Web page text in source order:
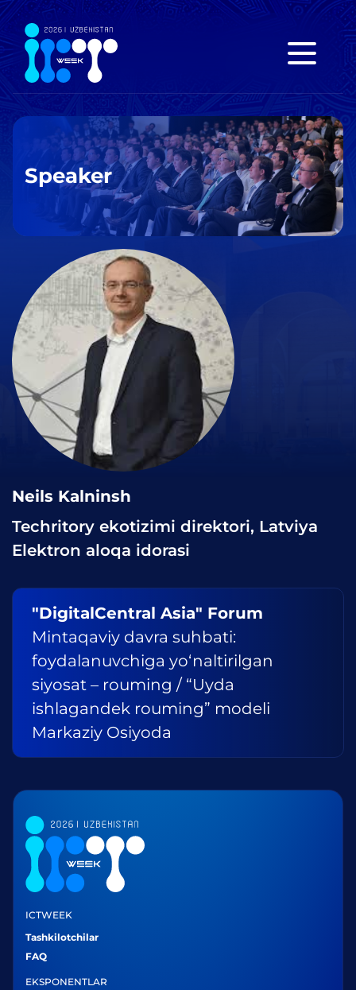
Speaker
Neils Kalninsh
Techritory ekotizimi direktori, Latviya
Elektron aloqa idorasi
"DigitalCentral Asia" Forum
Mintaqaviy davra suhbati:
foydalanuvchiga yo‘naltirilgan
siyosat – rouming / “Uyda
ishlagandek rouming” modeli
Markaziy Osiyoda
ICTWEEK
Tashkilotchilar
FAQ
EKSPONENTLAR